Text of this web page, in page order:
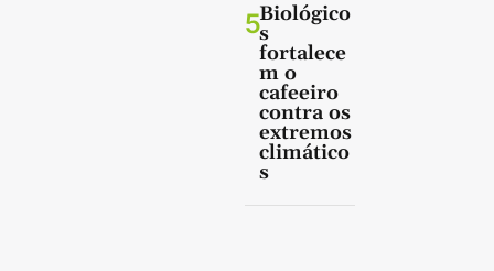
5Biológico
s
fortalece
m o
cafeeiro
contra os
extremos
climático
s